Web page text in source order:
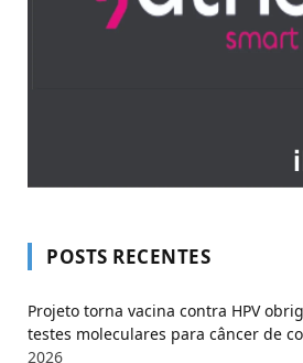
POSTS RECENTES
Projeto torna vacina contra HPV
testes moleculares para câncer de
2026